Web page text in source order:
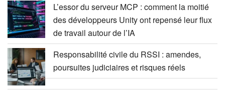
L’essor du serveur MCP : comment la moitié
des développeurs Unity ont repensé leur flux
de travail autour de l’IA
Responsabilité civile du RSSI : amendes,
poursuites judiciaires et risques réels